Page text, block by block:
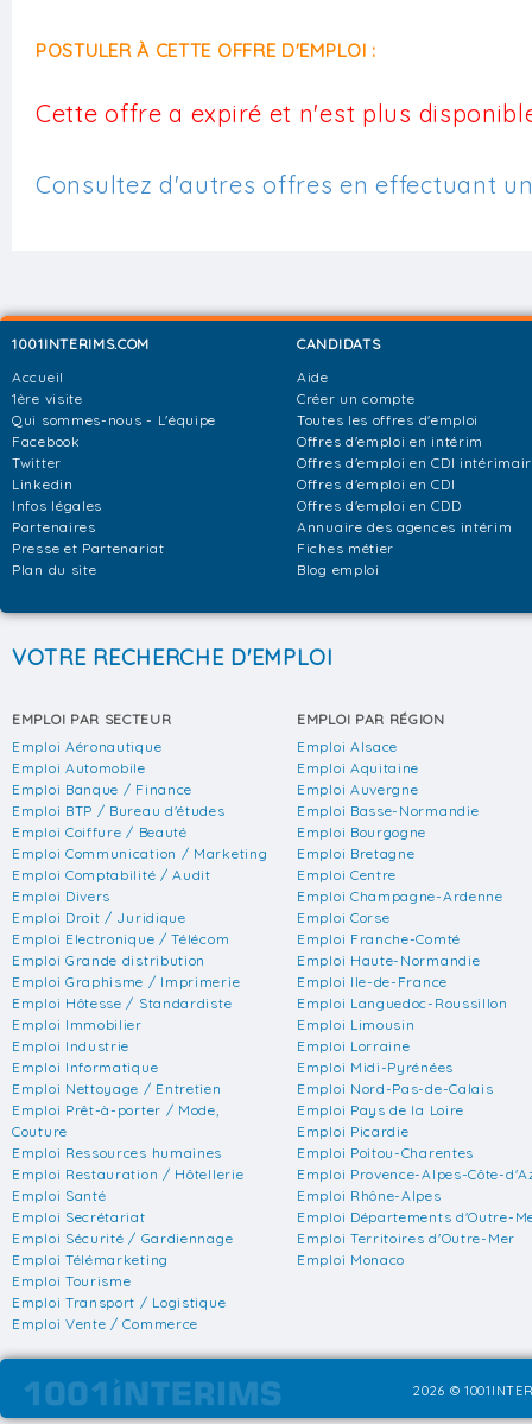
POSTULER À CETTE OFFRE D'EMPLOI :
Cette offre a expiré et n'est plus
Consultez d'autres offres en effectuant
1001INTERIMS.COM
Accueil
1ère visite
Qui sommes-nous - L'équipe
Facebook
Twitter
Linkedin
Infos légales
Partenaires
Presse et Partenariat
Plan du site
CANDIDATS
Aide
Créer un compte
Toutes les offres d'emploi
Offres d'emploi en intérim
Offres d'emploi en CDI
Offres d'emploi en CDI
Offres d'emploi en CDD
Annuaire des agences intérim
Fiches métier
Blog emploi
VOTRE RECHERCHE D'EMPLOI
EMPLOI PAR SECTEUR
Emploi Aéronautique
Emploi Automobile
Emploi Banque / Finance
Emploi BTP / Bureau d'études
Emploi Coiffure / Beauté
Emploi Communication / Marketing
Emploi Comptabilité / Audit
Emploi Divers
Emploi Droit / Juridique
Emploi Electronique / Télécom
Emploi Grande distribution
Emploi Graphisme / Imprimerie
Emploi Hôtesse / Standardiste
Emploi Immobilier
Emploi Industrie
Emploi Informatique
Emploi Nettoyage / Entretien
Emploi Prêt-à-porter / Mode,
Couture
Emploi Ressources humaines
Emploi Restauration / Hôtellerie
Emploi Santé
Emploi Secrétariat
Emploi Sécurité / Gardiennage
Emploi Télémarketing
Emploi Tourisme
Emploi Transport / Logistique
Emploi Vente / Commerce
EMPLOI PAR RÉGION
Emploi Alsace
Emploi Aquitaine
Emploi Auvergne
Emploi Basse-Normandie
Emploi Bourgogne
Emploi Bretagne
Emploi Centre
Emploi Champagne-Ardenne
Emploi Corse
Emploi Franche-Comté
Emploi Haute-Normandie
Emploi Ile-de-France
Emploi Languedoc-Roussillon
Emploi Limousin
Emploi Lorraine
Emploi Midi-Pyrénées
Emploi Nord-Pas-de-Calais
Emploi Pays de la Loire
Emploi Picardie
Emploi Poitou-Charentes
Emploi Provence-Alpes-Côte-
Emploi Rhône-Alpes
Emploi Départements d'Outre-
Emploi Territoires d'Outre-Mer
Emploi Monaco
2026 ©